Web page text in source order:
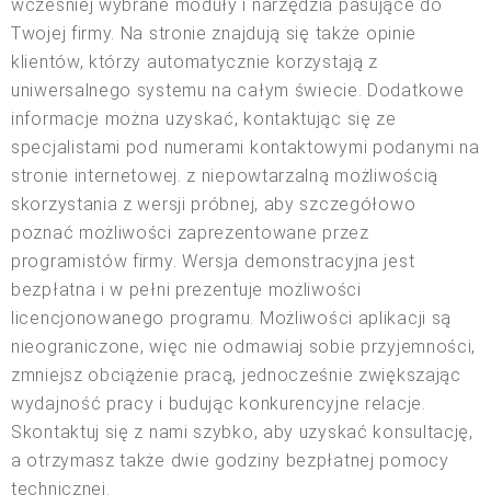
wcześniej wybrane moduły i narzędzia pasujące do
Twojej firmy. Na stronie znajdują się także opinie
klientów, którzy automatycznie korzystają z
uniwersalnego systemu na całym świecie. Dodatkowe
informacje można uzyskać, kontaktując się ze
specjalistami pod numerami kontaktowymi podanymi na
stronie internetowej. z niepowtarzalną możliwością
skorzystania z wersji próbnej, aby szczegółowo
poznać możliwości zaprezentowane przez
programistów firmy. Wersja demonstracyjna jest
bezpłatna i w pełni prezentuje możliwości
licencjonowanego programu. Możliwości aplikacji są
nieograniczone, więc nie odmawiaj sobie przyjemności,
zmniejsz obciążenie pracą, jednocześnie zwiększając
wydajność pracy i budując konkurencyjne relacje.
Skontaktuj się z nami szybko, aby uzyskać konsultację,
a otrzymasz także dwie godziny bezpłatnej pomocy
technicznej.